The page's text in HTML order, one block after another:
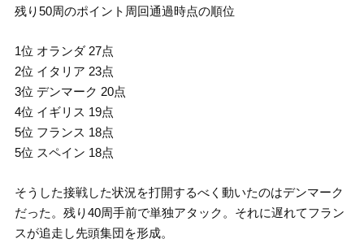
残り50周のポイント周回通過時点の順位
1位 オランダ 27点
2位 イタリア 23点
3位 デンマーク 20点
4位 イギリス 19点
5位 フランス 18点
5位 スペイン 18点
そうした接戦した状況を打開するべく動いたのはデンマーク
だった。残り40周手前で単独アタック。それに遅れてフラン
スが追走し先頭集団を形成。